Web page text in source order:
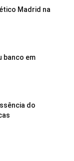
Madrid na
banco em
do